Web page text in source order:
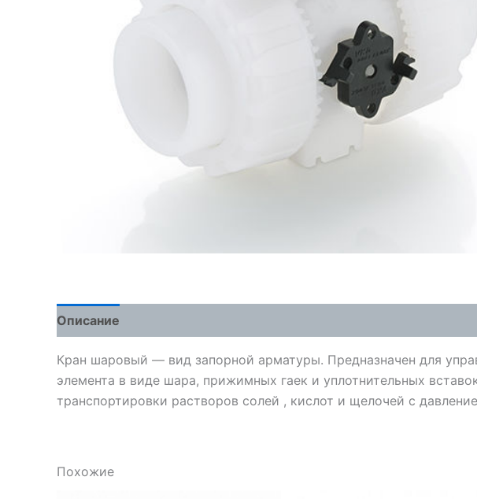
Описание
Кран шаровый — вид запорной арматуры. Предназначен для
элемента в виде шара, прижимных гаек и уплотнительных
транспортировки растворов солей , кислот и щелочей с
Похожие